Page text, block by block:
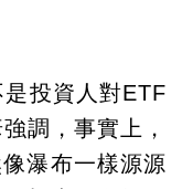
投資人對ETF
調，事實上，
瀑布一樣源源